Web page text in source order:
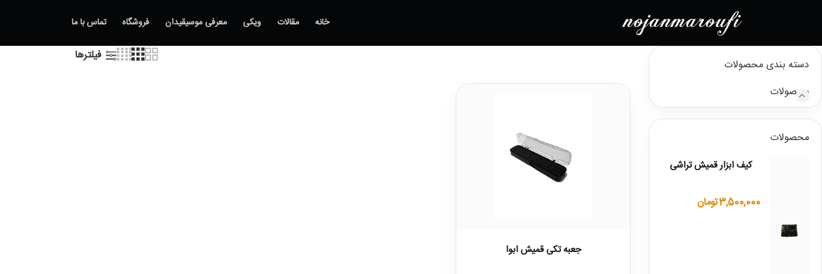
خانه مقالات ویکی معرفی موسیقیدان فروشگاه تماس با ما
دسته بندی محصولات
محصولات
محصولات
کیف ابزار قمیش تراشی
3,500,000تومان
فیلترها
جعبه تکی قمیش ابوا